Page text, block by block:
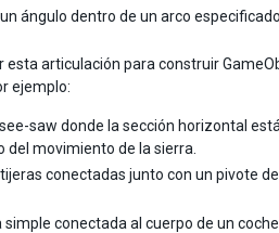
ángulo dentro de un arco especificado.
esta articulación para construir
ejemplo:
saw donde la sección horizontal
del movimiento de la sierra.
conectadas junto con un pivote
simple conectada al cuerpo de un